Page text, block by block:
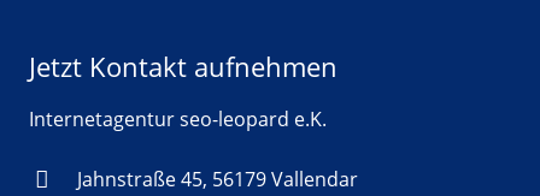
Jetzt Kontakt aufnehmen
Internetagentur seo-leopard e.K.
Jahnstraße 45, 56179 Vallendar